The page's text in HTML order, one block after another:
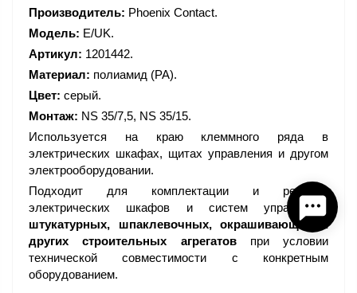
Производитель: Phoenix Contact.
Модель: E/UK.
Артикул: 1201442.
Материал: полиамид (PA).
Цвет: серый.
Монтаж: NS 35/7,5, NS 35/15.
Используется на краю клеммного ряда в
электрических шкафах, щитах управления и другом
электрооборудовании.
Подходит для комплектации и ремонта
электрических шкафов и систем управления
штукатурных, шпаклевочных, окрашивающих и
других строительных агрегатовпри условии
технической совместимости с конкретным
оборудованием.